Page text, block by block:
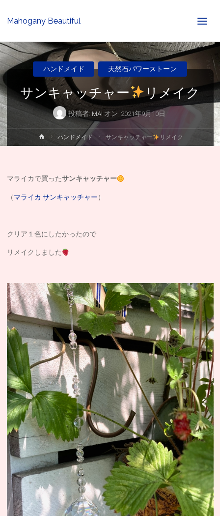
Mahogany Beautiful
サンキャッチャー リメイク
投稿者: MAI オン 2021年9月10日
ハンドメイド 天然石パワーストーン
ホ
ー
ハンドメイド サンキャッチャー リメイク
マライカで買ったサンキャッチャー
（マライカ サンキャッチャー）
クリア１色にしたかったので
リメイクしました